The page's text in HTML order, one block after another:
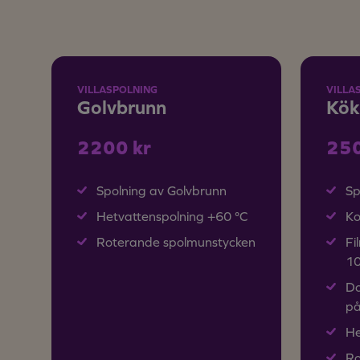
VILLASPOLNING
Golvbrunn
2200 kr
Spolning av Golvbrunn
Hetvattenspolning +60 °C
Roterande spolmunstycken